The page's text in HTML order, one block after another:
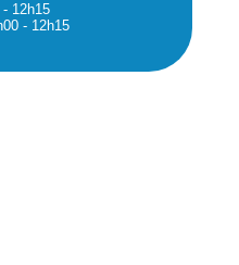
12h15
- 12h15